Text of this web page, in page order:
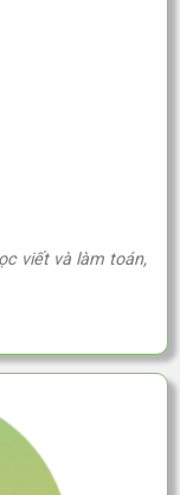
viết và làm toán,